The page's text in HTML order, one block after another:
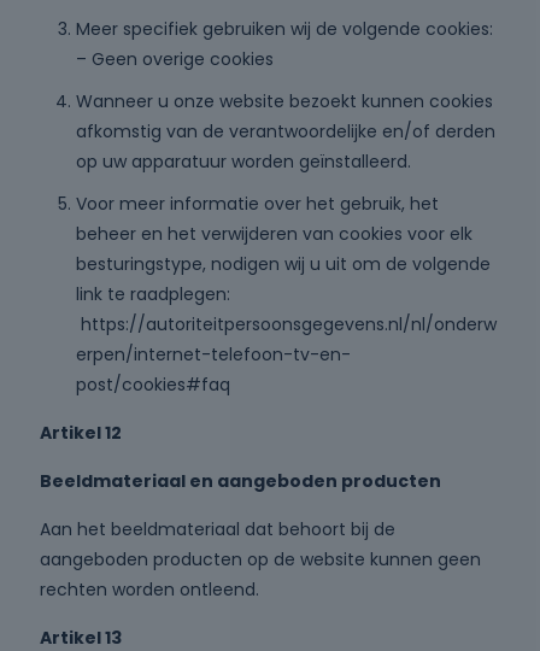
Meer specifiek gebruiken wij de volgende cookies:
– Geen overige cookies
Wanneer u onze website bezoekt kunnen cookies
afkomstig van de verantwoordelijke en/of derden
op uw apparatuur worden geïnstalleerd.
Voor meer informatie over het gebruik, het
beheer en het verwijderen van cookies voor elk
besturingstype, nodigen wij u uit om de volgende
link te raadplegen:
https://autoriteitpersoonsgegevens.nl/nl/onderw
erpen/internet-telefoon-tv-en-
post/cookies#faq
Artikel 12
Beeldmateriaal en aangeboden producten
Aan het beeldmateriaal dat behoort bij de
aangeboden producten op de website kunnen geen
rechten worden ontleend.
Artikel 13